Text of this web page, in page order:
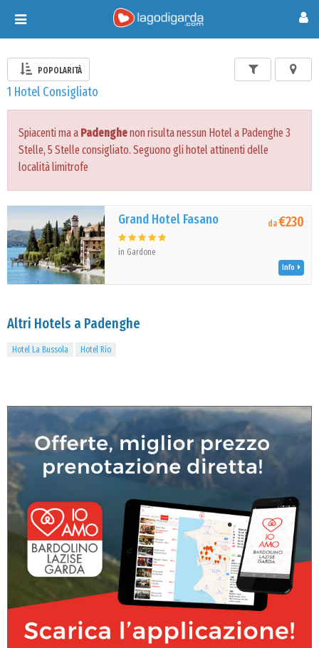
Toggle
navigation
POPOLARITÀ
1 Hotel Consigliato
Spiacenti ma a Padenghenon risulta nessun Hotel a Padenghe 3
Stelle, 5 Stelle consigliato. Seguono gli hotel attinenti delle
località limitrofe
Grand Hotel Fasano
in Gardone
da€230
Info
Altri Hotels a Padenghe
Hotel La Bussola Hotel Rio